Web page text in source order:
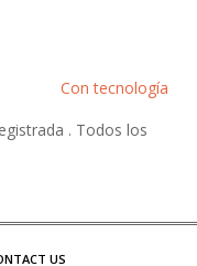
Con tecnología
. Todos los
US